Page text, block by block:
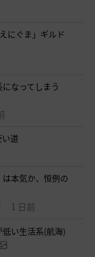
にぐま」ギルド
なってしまう
道
は本気か、恒例の
1 日前
低い生活系(航海)